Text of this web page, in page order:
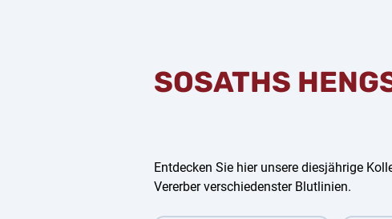
SOSATHS
Entdecken Sie hier unsere diesjährige
Vererber verschiedenster Blutlinien.